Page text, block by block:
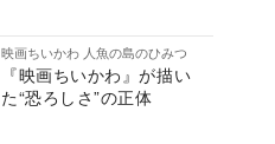
映画ちいかわ 人魚の島のひみつ
『映画ちいかわ』が描い
た“恐ろしさ”の正体